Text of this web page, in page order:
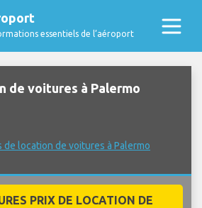
essentiels de l’aéroport
de voitures à Palermo
location de voitures à Palermo
PRIX DE LOCATION DE